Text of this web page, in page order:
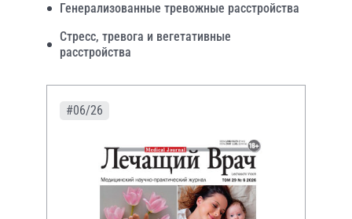
Генерализованные тревожные расстройства
Стресс, тревога и вегетативные
расстройства
#06/26